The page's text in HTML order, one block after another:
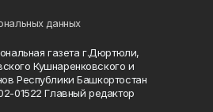
данных
газета г.Дюртюли,
Кушнаренковского и
Республики Башкортостан
01522 Главный редактор